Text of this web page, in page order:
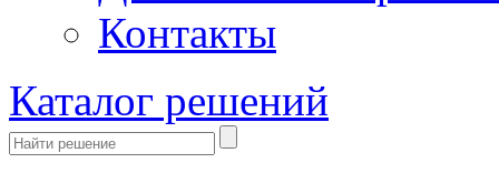
Контакты
Каталог решений